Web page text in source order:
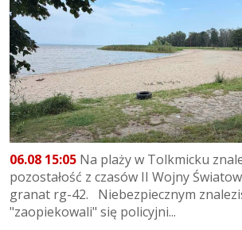
06.08 15:05 Na plaży w Tolkmicku
pozostałość z czasów II Wojny
granat rg-42. Niebezpiecznym
"zaopiekowali" się policyjni...